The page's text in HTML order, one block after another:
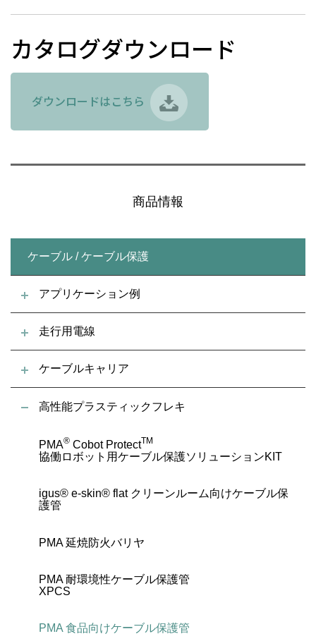
カタログダウンロード
ダウンロードはこちら
商品情報
ケーブル / ケーブル保護
アプリケーション例
走行用電線
ケーブルキャリア
高性能プラスティックフレキ
PMA® Cobot ProtectTM
協働ロボット用ケーブル保護ソリューションKIT
igus® e-skin® flat クリーンルーム向けケーブル保
護管
PMA 延焼防火バリヤ
PMA 耐環境性ケーブル保護管
XPCS
PMA 食品向けケーブル保護管